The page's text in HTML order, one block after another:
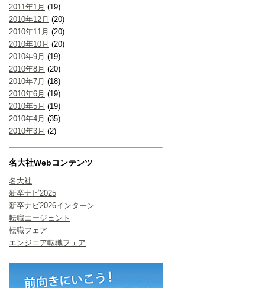
2011年1月 (19)
2010年12月 (20)
2010年11月 (20)
2010年10月 (20)
2010年9月 (19)
2010年8月 (20)
2010年7月 (18)
2010年6月 (19)
2010年5月 (19)
2010年4月 (35)
2010年3月 (2)
名大社Webコンテンツ
名大社
新卒ナビ2025
新卒ナビ2026インターン
転職エージェント
転職フェア
エンジニア転職フェア